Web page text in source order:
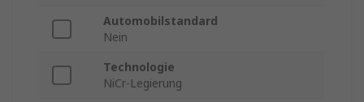
Automobilstandard
Nein
Technologie
NiCr-Legierung